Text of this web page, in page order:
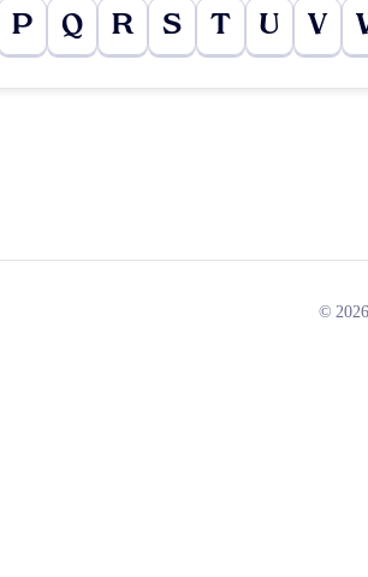
P Q R S T U V
©